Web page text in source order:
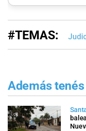
#TEMAS:
Además